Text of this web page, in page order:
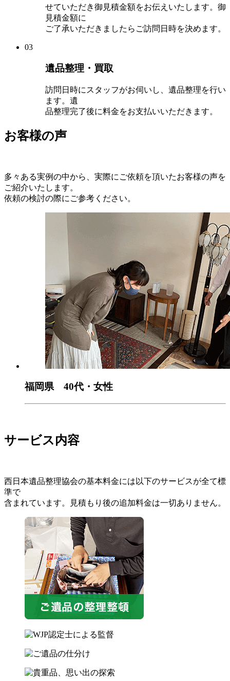
せていただき御見積金額をお伝えいたします。御
見積金額に
ご了承いただきましたらご訪問日時を決めます。
03
遺品整理・買取
訪問日時にスタッフがお伺いし、遺品整理を行い
ます。遺
品整理完了後に料金をお支払いいただきます。
お客様の声
多々ある実例の中から、実際にご依頼を頂いたお客様の声を
ご紹介いたします。
依頼の検討の際にご参考ください。
福岡県 40代・女性
サービス内容
西日本遺品整理協会の基本料金には以下のサービスが全て標
準で
含まれています。見積もり後の追加料金は一切ありません。